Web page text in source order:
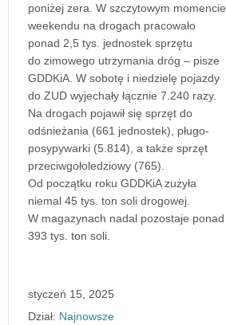
poniżej zera. W szczytowym momencie
weekendu na drogach pracowało
ponad 2,5 tys. jednostek sprzętu
do zimowego utrzymania dróg – pisze
GDDKiA. W sobotę i niedzielę pojazdy
do ZUD wyjechały łącznie 7.240 razy.
Na drogach pojawił się sprzęt do
odśnieżania (661 jednostek), pługo-
posypywarki (5.814), a także sprzęt
przeciwgołoledziowy (765).
Od początku roku GDDKiA zużyła
niemal 45 tys. ton soli drogowej.
W magazynach nadal pozostaje ponad
393 tys. ton soli.
styczeń 15, 2025
Dział: Najnowsze